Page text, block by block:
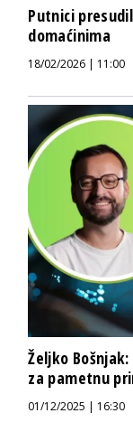
Putnici
domaćinima
18/02/2026 | 11:00
Željko
za pametnu
01/12/2025 | 16:30